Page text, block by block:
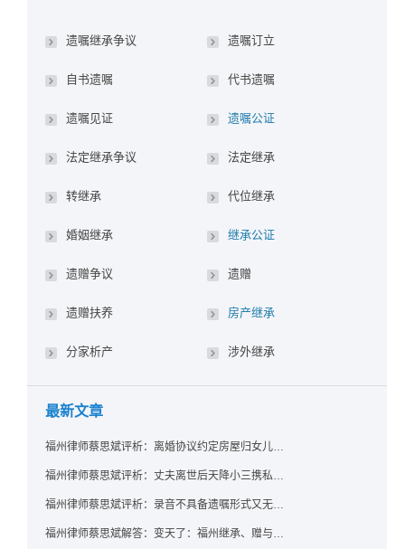
遗嘱继承争议 遗嘱订立
自书遗嘱 代书遗嘱
遗嘱见证 遗嘱公证
法定继承争议 法定继承
转继承 代位继承
婚姻继承 继承公证
遗赠争议 遗赠
遗赠扶养 房产继承
分家析产 涉外继承
最新文章
福州律师蔡思斌评析：离婚协议约定房屋归女儿所有，父亲去世后继母能否拒绝过户？
福州律师蔡思斌评析：丈夫离世后天降小三携私生子争遗产，法院正义判决保住原配80%份额！
福州律师蔡思斌评析：录音不具备遗嘱形式又无法证明赠与意愿——法院：按法定继承处理
福州律师蔡思斌解答：变天了：福州继承、赠与房产转让要收20%个税？福州国税官方回复来了！